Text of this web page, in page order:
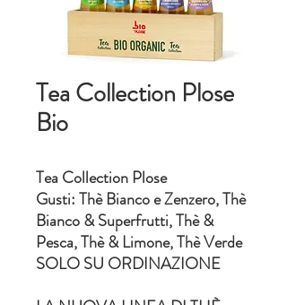
Tea Collection Plose
Bio
Tea Collection Plose
Gusti: Thè Bianco e Zenzero, Thè
Bianco & Superfrutti, Thè &
Pesca, Thè & Limone, Thè Verde
SOLO SU ORDINAZIONE